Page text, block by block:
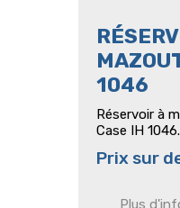
1046
Réservoir à
Case IH 1046.
Prix sur
Plus